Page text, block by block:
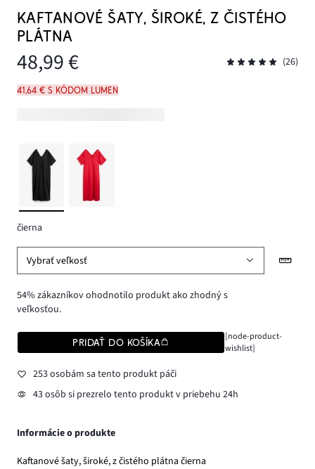
KAFTANOVÉ ŠATY, ŠIROKÉ, Z ČISTÉHO
PLÁTNA
48,99 € (26)
41,64 € s kódom LUMEN
čierna
Vybrať veľkosť
54% zákazníkov ohodnotilo produkt ako zhodný s
veľkosťou.
PRIDAŤ DO KOŠÍKA
[node-product-
wishlist]
253 osobám sa tento produkt páči
43 osôb si prezrelo tento produkt v priebehu 24h
Informácie o produkte
Kaftanové šaty, široké, z čistého plátna čierna